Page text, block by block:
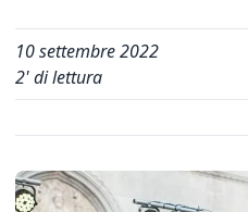
10 settembre 2022
2' di lettura